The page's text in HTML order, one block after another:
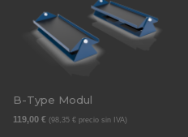
B-Type Modul
119,00€ (98,35€ precio sin IVA)